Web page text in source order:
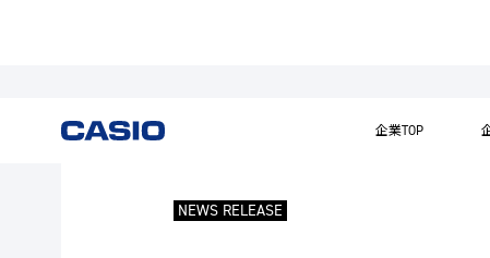
企業TOP
NEWS RELEASE